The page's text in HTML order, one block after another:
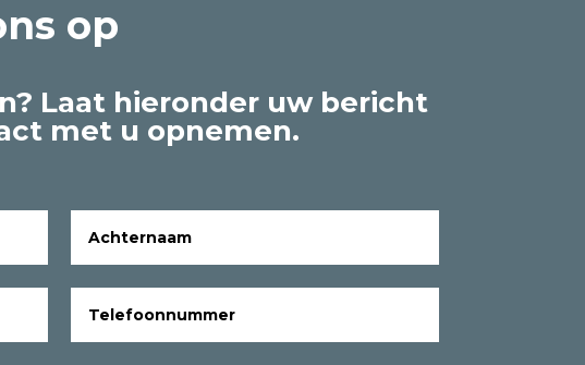
op
Laat hieronder uw bericht
met u opnemen.